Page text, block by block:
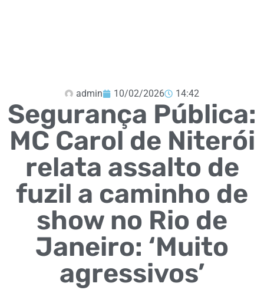
admin 10/02/2026 14:42
Segurança Pública:
MC Carol de Niterói
relata assalto de
fuzil a caminho de
show no Rio de
Janeiro: ‘Muito
agressivos’